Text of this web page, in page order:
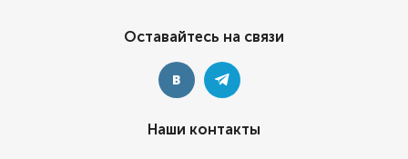
Оставайтесь на связи
Наши контакты